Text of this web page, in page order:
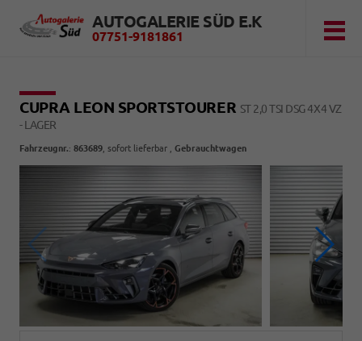
AUTOGALERIE SÜD E.K
07751-9181861
CUPRA LEON SPORTSTOURER ST 2,0 TSI DSG 4X4 VZ
- LAGER
Fahrzeugnr.: 863689 sofort lieferbar Gebrauchtwagen